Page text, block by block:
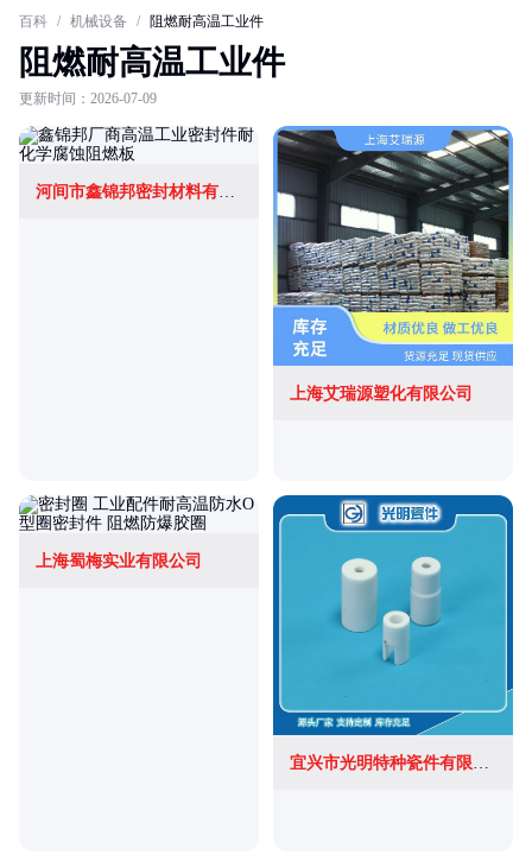
百科 / 机械设备 / 阻燃耐高温工业件
阻燃耐高温工业件
更新时间：2026-07-09
河间市鑫锦邦密封材料有限公司
上海艾瑞源塑化有限公司
上海蜀梅实业有限公司
宜兴市光明特种瓷件有限公司